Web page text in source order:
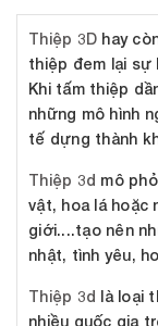
Thiệp 3D hay
thiệp đem lại sự
Khi tấm thiệp
những mô hình
tế dựng thành
Thiệp 3d mô
vật, hoa lá hoặc
giới....tạo nên
nhật, tình yêu,
Thiệp 3d là loại
nhiều quốc gia